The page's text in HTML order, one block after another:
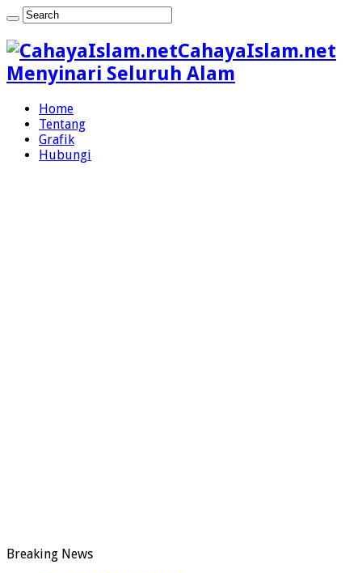
CahayaIslam.net
Menyinari Seluruh Alam
Home
Tentang
Grafik
Hubungi
Breaking News